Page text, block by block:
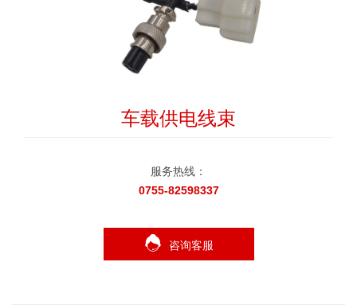
车载供电线束
服务热线：
0755-82598337
咨询客服